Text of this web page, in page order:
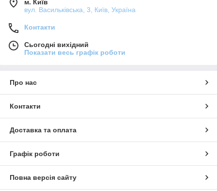
м. Київ
вул. Васильківська, 3, Київ, Україна
Контакти
Сьогодні вихідний
Показати весь графік роботи
Про нас
Контакти
Доставка та оплата
Графік роботи
Повна версія сайту